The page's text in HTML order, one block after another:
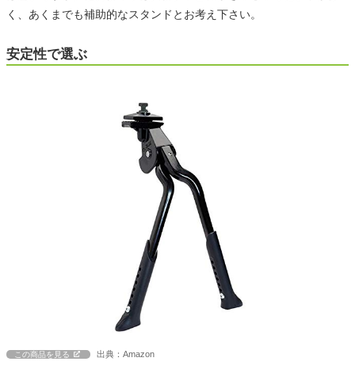
く、あくまでも補助的なスタンドとお考え下さい。
安定性で選ぶ
この商品を見る 出典：Amazon